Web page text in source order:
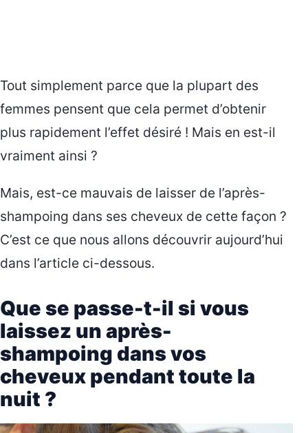
Tout simplement parce que la plupart des
femmes pensent que cela permet d’obtenir
plus rapidement l’effet désiré ! Mais en est-il
vraiment ainsi ?
Mais, est-ce mauvais de laisser de l’après-
shampoing dans ses cheveux de cette façon ?
C’est ce que nous allons découvrir aujourd’hui
dans l’article ci-dessous.
Que se passe-t-il si vous
laissez un après-
shampoing dans vos
cheveux pendant toute la
nuit ?